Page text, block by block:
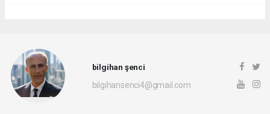
bilgihan şenci
bilgihansenci4@gmail.com